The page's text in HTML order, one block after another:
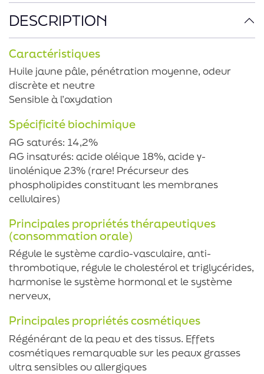
DESCRIPTION
Caractéristiques
Huile jaune pâle, pénétration moyenne, odeur
discrète et neutre
Sensible à l’oxydation
Spécificité biochimique
AG saturés: 14,2%
AG insaturés: acide oléique 18%, acide γ-
linolénique 23% (rare! Précurseur des
phospholipides constituant les membranes
cellulaires)
Principales propriétés thérapeutiques
(consommation orale)
Régule le système cardio-vasculaire, anti-
thrombotique, régule le cholestérol et triglycérides,
harmonise le système hormonal et le système
nerveux,
Principales propriétés cosmétiques
Régénérant de la peau et des tissus. Effets
cosmétiques remarquable sur les peaux grasses
ultra sensibles ou allergiques